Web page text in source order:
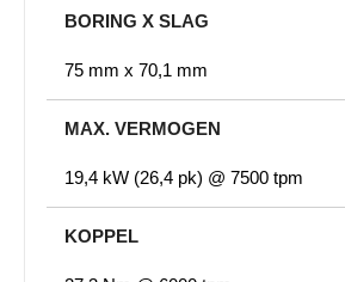
BORING X SLAG
75 mm x 70,1 mm
MAX. VERMOGEN
19,4 kW (26,4 pk) @ 7500 tpm
KOPPEL